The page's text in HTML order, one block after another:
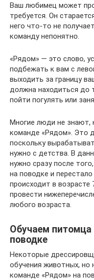
Ваш любимец может
требуется. Он
него что-то не
команду непонятно.
«Рядом» — это слово,
подбежать к вам с
выходить за границу
должна находиться до
пойти погулять или
Многие люди не знают,
команде «Рядом». Это
поскольку
нужно с детства. В
нужно сразу после
на поводке и
происходит в
провести
любого возраста.
Обучаем
поводке
Некоторые
обучения животных, но
команде «Рядом» на